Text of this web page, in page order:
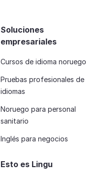
Soluciones
empresariales
Cursos de idioma noruego
Pruebas profesionales de
idiomas
Noruego para personal
sanitario
Inglés para negocios
Esto es Lingu